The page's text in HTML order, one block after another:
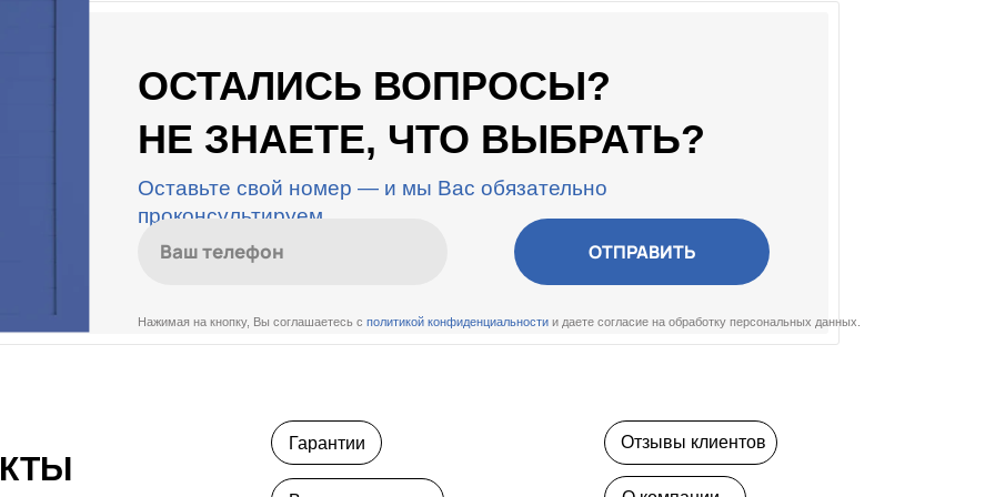
ОСТАЛИСЬ ВОПРОСЫ?
НЕ ЗНАЕТЕ, ЧТО ВЫБРАТЬ?
Оставьте свой номер — и мы Вас обязательно
проконсультируем
ОТПРАВИТЬ
Нажимая на кнопку, Вы соглашаетесь с политикой конфиденциальности и даете согласие на обработку персональных данных.
Гарантии Отзывы клиентов